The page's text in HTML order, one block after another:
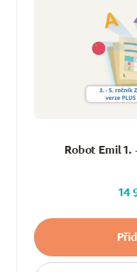
Robot Emil 1.
14